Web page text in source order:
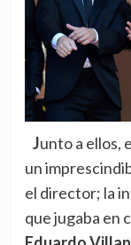
Junto a
un
el director; la
que jugaba en